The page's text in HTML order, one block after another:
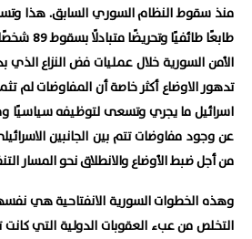
منذ سقوط النظام السوري السابق. هذا
الأمن السورية خلال عمليات فض النزاع الذي
تدهور الاوضاع أكثر خاصة أن المفاوضات لم
اسرائيل ما يجري وتسعى لتوظيفه سياسيًا
عن وجود مفاوضات تتم بين الجانبين
من أجل ضبط الأوضاع والانطلاق نحو المسار
وهذه الخطوات السورية الانفتاحية هي
التخلص من عبء العقوبات الدولية التي كانت